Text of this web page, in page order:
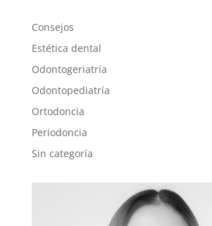
Consejos
Estética dental
Odontogeriatría
Odontopediatría
Ortodoncia
Periodoncia
Sin categoría